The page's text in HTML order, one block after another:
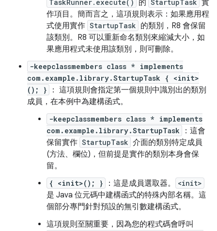
TaskRunner.execute() 的 StartupTask 實
作項目。簡而言之，這項規則表示：如果應用程
式使用實作 StartupTask 的類別，R8 會保留
該類別。R8 可以重新命名類別來縮減大小，如
果應用程式未使用該類別，則可刪除。
-keepclassmembers class * implements
com.example.library.StartupTask { <init>
(); }
： 這項規則會指定第一個規則中識別出的類別
成員，在本例中為建構函式。
-keepclassmembers class * implements
com.example.library.StartupTask
：這會
保留實作 StartupTask 介面的類別特定成員
(方法、欄位)，但前提是實作的類別本身會保
留。
{ <init>(); } ：這是成員選取器。 <init>
是 Java 位元碼中建構函式的特殊內部名稱。這
個部分專門針對預設的無引數建構函式。
這項規則至關重要，因為您的程式碼會呼叫